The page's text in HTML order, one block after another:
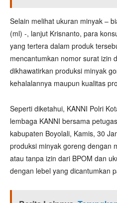
Selain melihat ukuran minyak –
(ml) -, lanjut Krisnanto, para
yang tertera dalam produk
mencantumkan nomor surat izin
dikhawatirkan produksi minyak
kehalalannya maupun kualitas
Seperti diketahui, KANNI Polri
lembaga KANNI bersama
kabupaten Boyolali, Kamis, 30
produksi minyak goreng dengan
atau tanpa izin dari BPOM dan
dengan lebel yang dicantumkan